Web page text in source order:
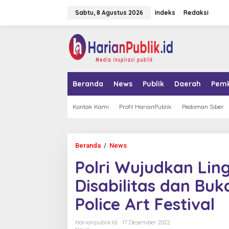
Sabtu, 8 Agustus 2026 Indeks Redaksi
Beranda News Publik Daerah
Kontak Kami Profil HarianPublik Pedoman Siber
Beranda / News
l
r
i
W
u
j
u
Polri Wujudkan
Disabilitas dan
Police Art Festival
Harianpublik.id
17 Desember 2022